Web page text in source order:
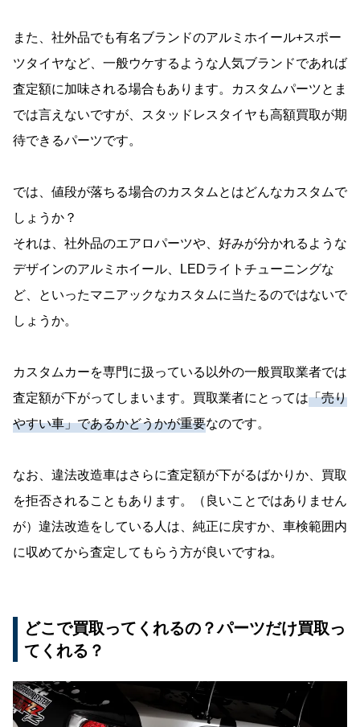
また、社外品でも有名ブランドのアルミホイール+スポー
ツタイヤなど、一般ウケするような人気ブランドであれば
査定額に加味される場合もあります。カスタムパーツとま
では言えないですが、スタッドレスタイヤも高額買取が期
待できるパーツです。
では、値段が落ちる場合のカスタムとはどんなカスタムで
しょうか？
それは、社外品のエアロパーツや、好みが分かれるような
デザインのアルミホイール、LEDライトチューニングな
ど、といったマニアックなカスタムに当たるのではないで
しょうか。
カスタムカーを専門に扱っている以外の一般買取業者では
査定額が下がってしまいます。買取業者にとっては「売り
やすい車」であるかどうかが重要なのです。
なお、違法改造車はさらに査定額が下がるばかりか、買取
を拒否されることもあります。（良いことではありません
が）違法改造をしている人は、純正に戻すか、車検範囲内
に収めてから査定してもらう方が良いですね。
どこで買取ってくれるの？パーツだけ買取っ
てくれる？